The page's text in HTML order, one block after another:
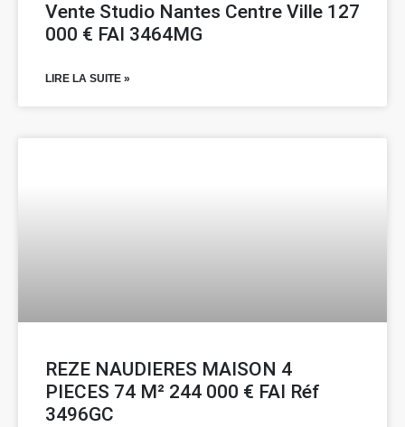
Vente Studio Nantes Centre Ville 127
000 € FAI 3464MG
LIRE LA SUITE »
REZE NAUDIERES MAISON 4
PIECES 74 M² 244 000 € FAI Réf
3496GC